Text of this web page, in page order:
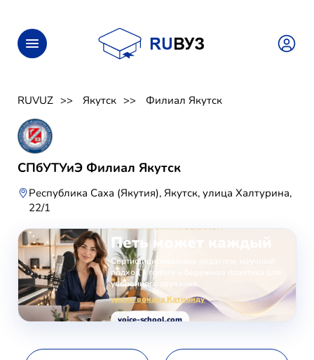
RUVUZ Якутск Филиал Якутск
СПбУТУиЭ Филиал Якутск
Республика Саха (Якутия), Якутск, улица Халтурина,
22/1
ОНЛАЙН-ЗАНЯТИЯ ВОКАЛОМ
Петь может каждый
Сертифицированные педагоги, научный
подход к голосу и бережная практика для
уверенного звучания.
уроки вокала Катманду
voice-school.com